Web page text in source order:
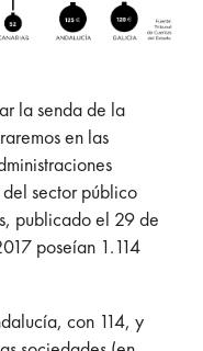
la senda de la
en las
sector público
publicado el 29 de
poseían 1.114
con 114, y